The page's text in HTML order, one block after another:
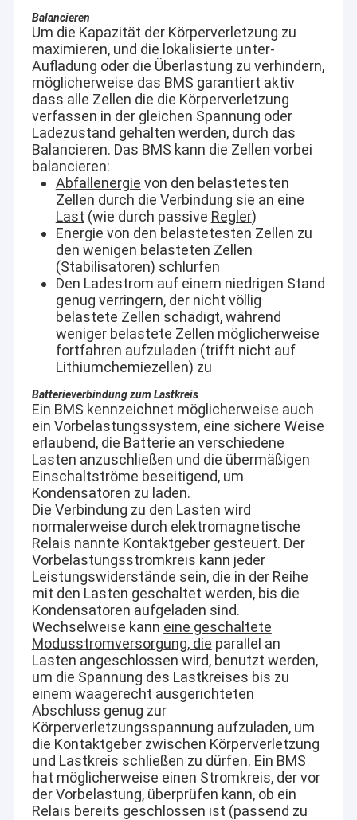
Zuhause
Produkte
Videos
VR Show
Über uns
Werksführung
Qualitätskontrolle
Kontakt
Neuigkeiten
Alle Fälle
Blog
Jetzt Chatten
Ecer
Balancieren
Um die Kapazität der Körperverletzung zu
maximieren, und die lokalisierte unter-
Aufladung oder die Überlastung zu verhindern,
möglicherweise das BMS garantiert aktiv
dass alle Zellen die die Körperverletzung
verfassen in der gleichen Spannung oder
Ladezustand gehalten werden, durch das
Balancieren. Das BMS kann die Zellen vorbei
balancieren:
Abfallenergie von den belastetesten
Zellen durch die Verbindung sie an eine
Last (wie durch passive Regler)
Energie von den belastetesten Zellen zu
den wenigen belasteten Zellen
(Stabilisatoren) schlurfen
Den Ladestrom auf einem niedrigen Stand
genug verringern, der nicht völlig
belastete Zellen schädigt, während
weniger belastete Zellen möglicherweise
fortfahren aufzuladen (trifft nicht auf
Lithiumchemiezellen) zu
Batterieverbindung zum Lastkreis
Ein BMS kennzeichnet möglicherweise auch
ein Vorbelastungssystem, eine sichere Weise
erlaubend, die Batterie an verschiedene
Lasten anzuschließen und die übermäßigen
Einschaltströme beseitigend, um
Kondensatoren zu laden.
Die Verbindung zu den Lasten wird
normalerweise durch elektromagnetische
Relais nannte Kontaktgeber gesteuert. Der
Vorbelastungsstromkreis kann jeder
Leistungswiderstände sein, die in der Reihe
mit den Lasten geschaltet werden, bis die
Kondensatoren aufgeladen sind.
Wechselweise kann eine geschaltete
Modusstromversorgung, die parallel an
Lasten angeschlossen wird, benutzt werden,
um die Spannung des Lastkreises bis zu
einem waagerecht ausgerichteten
Abschluss genug zur
Körperverletzungsspannung aufzuladen, um
die Kontaktgeber zwischen Körperverletzung
und Lastkreis schließen zu dürfen. Ein BMS
hat möglicherweise einen Stromkreis, der vor
der Vorbelastung, überprüfen kann, ob ein
Relais bereits geschlossen ist (passend zu
Technische Merkmale:
Automatische Kalibrierung ohne manuelle Bedienung und
externes Zubehör.
In der Lage, kleine verdächtige Partikel vor Ort durch ein
eingebautes Mikroskop zu erkennen.
Beurteilt das Zündrisiko und stoppt den Laser automatisch.
Durchdringt braunes Glas, einige Umschläge und
Kunststoffverpackungen.
Klein und leicht, kann es leicht transportiert und bedient
Gesamtbibliothekspektrum > 13.000 Arten und die
Schmuggelgut-Spektrum-Bibliothek > 3.000 Arten.
Unterstützung für mehrere Sprachen.
Eingebaute Bibliotheken:
Betäubungsmittel und Vorläufer: He-roin, Mor-phin, Metham-
phetamin, Ke-tamin, Ko-kain, MD-MA, Fen-tanyl, Cannabinoid,
Ephe-drin, Safrol usw.
Chemische Waffen: GB, GD, VX, HD usw.
Entzündliche und giftige Flüssigkeiten: Benzin, Kerosin,
Diesel, Methanol, Ethanol, Nitromethan, Ace-ton, Benzol,
Toluol, Acetonitril, Tetrahydrofuran, Chloroform usw.
Sprengstoffe: Ammoniumnitrat, Kaliumnitrat, C4,
Composition B, TNT, RDX, HMX, TNP, TATP usw.
Sonstiges: Stärke, Saccharose, Vitamin C, Para-cetamol,
Analgin, Polyethylen, Polystyrol usw.